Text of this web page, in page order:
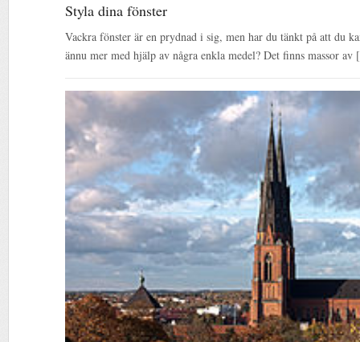
Styla dina fönster
Vackra fönster är en prydnad i sig, men har du tänkt på att du
ännu mer med hjälp av några enkla medel? Det finns massor